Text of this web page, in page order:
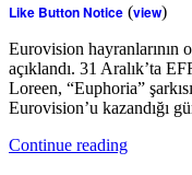
Like Button Notice (view)
Eurovision hayranlarının
açıklandı. 31 Aralık’ta
Loreen, “Euphoria”
Eurovision’u kazandığı
Continue reading